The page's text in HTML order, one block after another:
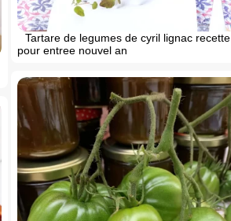
Tartare de legumes de cyril lignac recette
pour entree nouvel an